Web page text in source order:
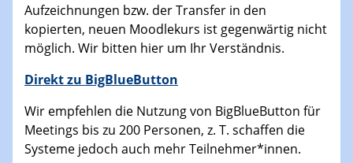
Aufzeichnungen bzw. der Transfer in den
kopierten, neuen Moodlekurs ist gegenwärtig nicht
möglich. Wir bitten hier um Ihr Verständnis.
Direkt zu BigBlueButton
Wir empfehlen die Nutzung von BigBlueButton für
Meetings bis zu 200 Personen, z. T. schaffen die
Systeme jedoch auch mehr Teilnehmer*innen.